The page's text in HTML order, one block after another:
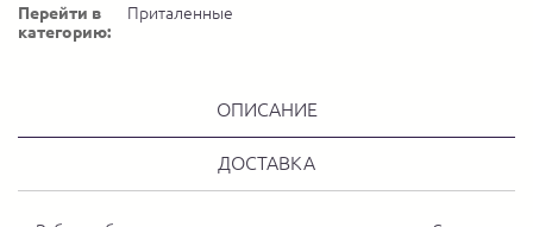
Перейти в
категорию:
Приталенные
ОПИСАНИЕ
ДОСТАВКА